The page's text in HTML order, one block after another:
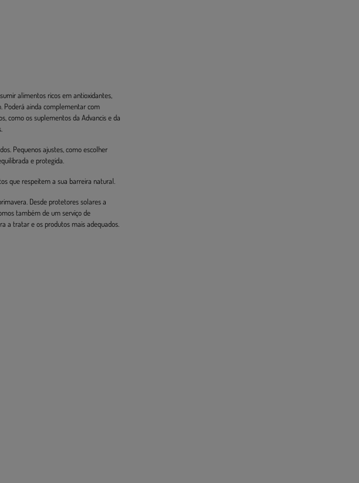
alimentos ricos em antioxidantes,
Poderá ainda complementar com
como os suplementos da Advancis e da
Pequenos ajustes, como escolher
e protegida.
que respeitem a sua barreira natural.
Desde protetores solares a
também de um serviço de
a tratar e os produtos mais adequados.